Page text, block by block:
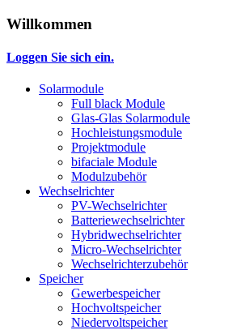
Willkommen
Loggen Sie sich ein.
Solarmodule
Full black Module
Glas-Glas Solarmodule
Hochleistungsmodule
Projektmodule
bifaciale Module
Modulzubehör
Wechselrichter
PV-Wechselrichter
Batteriewechselrichter
Hybridwechselrichter
Micro-Wechselrichter
Wechselrichterzubehör
Speicher
Gewerbespeicher
Hochvoltspeicher
Niedervoltspeicher